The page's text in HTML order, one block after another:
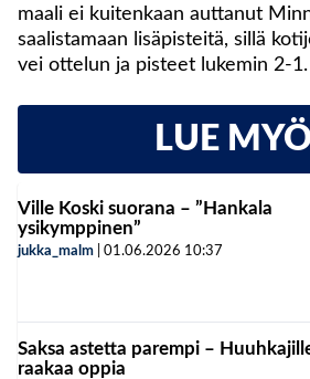
maali ei kuitenkaan auttanut
saalistamaan lisäpisteitä, sillä
vei ottelun ja pisteet lukemin 2-1.
LUE
Ville Koski suorana – ”Hankala
ysikymppinen”
jukka_malm 01.06.2026 10:37
Saksa astetta parempi –
raakaa oppia